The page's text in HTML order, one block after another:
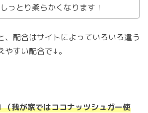
っとり柔らかくなります！
、配合はサイトによっていろいろ違う
やすい配合で↓。
我が家ではココナッツシュガー使